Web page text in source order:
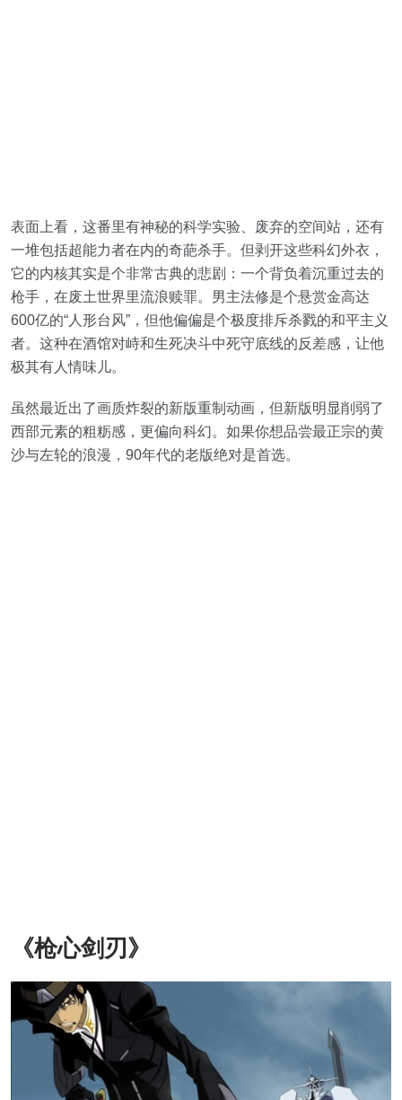
表面上看，这番里有神秘的科学实验、废弃的空间站，还有
一堆包括超能力者在内的奇葩杀手。但剥开这些科幻外衣，
它的内核其实是个非常古典的悲剧：一个背负着沉重过去的
枪手，在废土世界里流浪赎罪。男主法修是个悬赏金高达
600亿的“人形台风”，但他偏偏是个极度排斥杀戮的和平主义
者。这种在酒馆对峙和生死决斗中死守底线的反差感，让他
极其有人情味儿。
虽然最近出了画质炸裂的新版重制动画，但新版明显削弱了
西部元素的粗粝感，更偏向科幻。如果你想品尝最正宗的黄
沙与左轮的浪漫，90年代的老版绝对是首选。
《枪心剑刃》